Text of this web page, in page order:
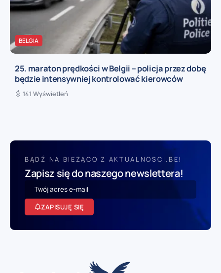
BELGIA
25. maraton prędkości w Belgii – policja przez dobę
będzie intensywniej kontrolować kierowców
141 Wyświetleń
BĄDŹ NA BIEŻĄCO Z AKTUALNOSCI.BE!
Zapisz się do naszego newslettera!
ZAPISUJĘ SIĘ